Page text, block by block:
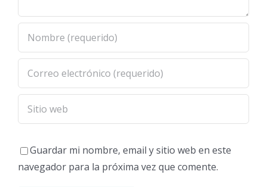
Guardar mi nombre, email y sitio web en este
navegador para la próxima vez que comente.